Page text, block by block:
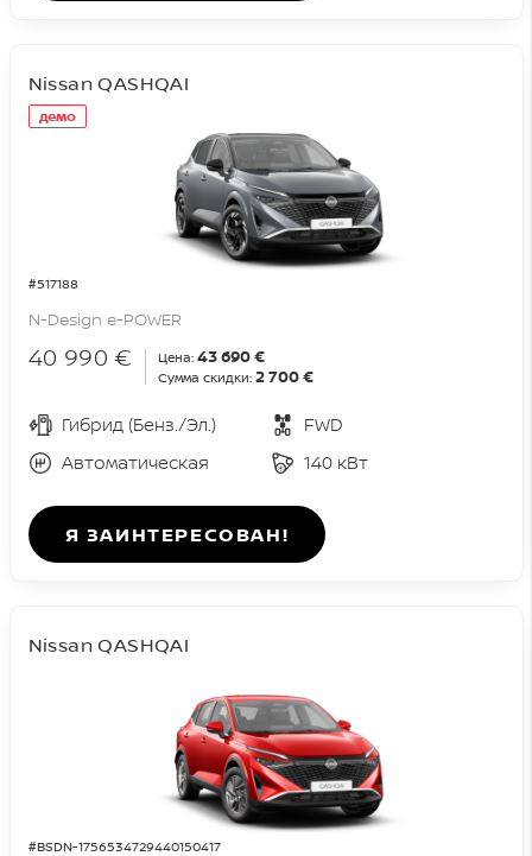
демо
#517188
Nissan QASHQAI
N-Design e-POWER
40 990 € Цена: 43 690 €
Сумма скидки: 2 700 €
Гибрид (Бенз./Эл.)
FWD
Автоматическая
140 кВт
Я ЗАИНТЕРЕСОВАН!
#BSDN-1756534729440150417
Nissan QASHQAI